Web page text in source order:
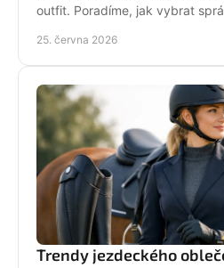
outfit. Poradíme, jak vybrat
25. června 2026
Trendy jezdeckého